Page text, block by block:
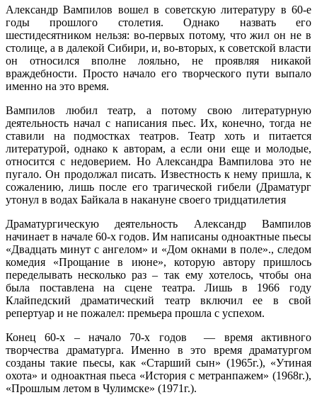
Александр Вампилов вошел в советскую литературу в 60-е
годы прошлого столетия. Однако назвать его
шестидесятником нельзя: во-первых потому, что жил он не в
столице, а в далекой Сибири, и, во-вторых, к советской власти
он относился вполне лояльно, не проявляя никакой
враждебности. Просто начало его творческого пути выпало
именно на это время.
Вампилов любил театр, а потому свою литературную
деятельность начал с написания пьес. Их, конечно, тогда не
ставили на подмостках театров. Театр хоть и питается
литературой, однако к авторам, а если они еще и молодые,
относится с недоверием. Но Александра Вампилова это не
пугало. Он продолжал писать. Известность к нему пришла, к
сожалению, лишь после его трагической гибели (Драматург
утонул в водах Байкала в накануне своего тридцатилетия
Драматургическую деятельность Александр Вампилов
начинает в начале 60-х годов. Им написаны одноактные пьесы
«Двадцать минут с ангелом» и «Дом окнами в поле»., следом
комедия «Прощание в июне», которую автору пришлось
переделывать несколько раз – так ему хотелось, чтобы она
была поставлена на сцене театра. Лишь в 1966 году
Клайпедский драматический театр включил ее в свой
репертуар и не пожалел: премьера прошла с успехом.
Конец 60-х – начало 70-х годов — время активного
творчества драматурга. Именно в это время драматургом
созданы такие пьесы, как «Старший сын» (1965г.), «Утиная
охота» и одноактная пьеса «История с метранпажем» (1968г.),
«Прошлым летом в Чулимске» (1971г.).